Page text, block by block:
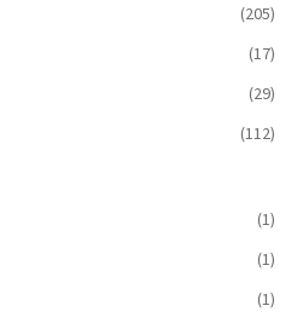
(205)
(17)
(29)
(112)
(1)
(1)
(1)